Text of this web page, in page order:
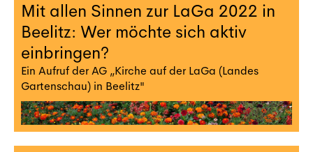
Mit allen Sinnen zur LaGa 2022 in
Beelitz: Wer möchte sich aktiv
einbringen?
Ein Aufruf der AG „Kirche auf der LaGa (Landes
Gartenschau) in Beelitz"